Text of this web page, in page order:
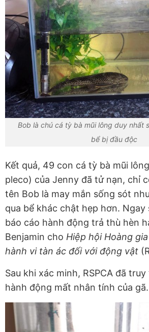
Bob là chú cá tỳ bà mũi lông duy nhất
bể bị đầu độc
Kết quả, 49 con cá tỳ bà mũi
pleco) của Jenny đã tử nạn, chỉ
tên Bob là may mắn sống sót
qua bể khác chật hẹp hơn. Ngay
báo cáo hành động trả thù hèn
Benjamin cho Hiệp hội Hoàng
hành vi tàn ác đối với động vật
Sau khi xác minh, RSPCA đã
hành động mất nhân tính của gã.